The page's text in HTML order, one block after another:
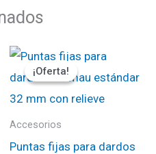
¡Oferta!
¡Oferta!
Accesorios
Puntas fijas para dardos
El
precio
original
₡6000.
El
precio
actual
₡5400.